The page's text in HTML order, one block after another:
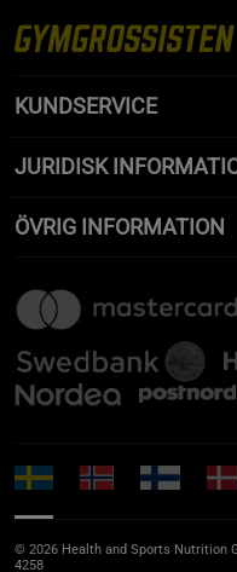
KUNDSERVICE
JURIDISK
ÖVRIG INFORMATION
© 2026 Health and Sports Nutrition
4258